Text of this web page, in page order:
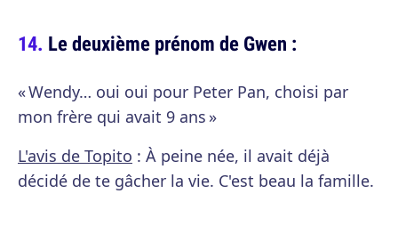
Le deuxième prénom de Gwen :
« Wendy… oui oui pour Peter Pan, choisi par
mon frère qui avait 9 ans »
L'avis de Topito : À peine née, il avait déjà
décidé de te gâcher la vie. C'est beau la famille.